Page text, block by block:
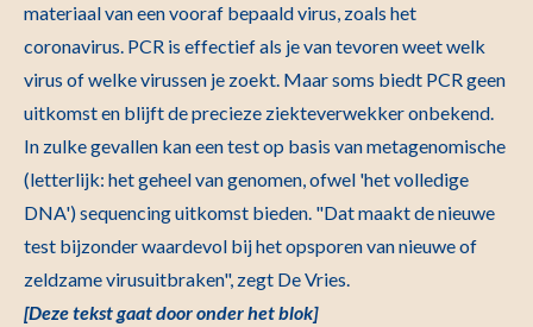
materiaal van een vooraf bepaald virus, zoals het
coronavirus. PCR is effectief als je van tevoren weet welk
virus of welke virussen je zoekt. Maar soms biedt PCR geen
uitkomst en blijft de precieze ziekteverwekker onbekend.
In zulke gevallen kan een test op basis van metagenomische
(letterlijk: het geheel van genomen, ofwel 'het volledige
DNA') sequencing uitkomst bieden. "Dat maakt de nieuwe
test bijzonder waardevol bij het opsporen van nieuwe of
zeldzame virusuitbraken", zegt De Vries.
[Deze tekst gaat door onder het blok]